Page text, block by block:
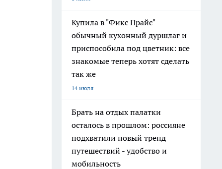
Купила в "Фикс Прайс"
обычный кухонный дуршлаг и
приспособила под цветник: все
знакомые теперь хотят сделать
так же
14 июля
Брать на отдых палатки
осталось в прошлом: россияне
подхватили новый тренд
путешествий - удобство и
мобильность